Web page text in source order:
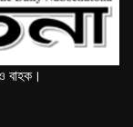
বাহক।